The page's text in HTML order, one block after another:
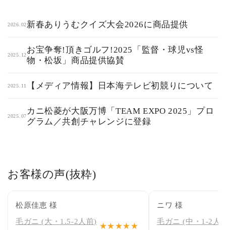
2026.02新春ありうむクイズ大会2026に商品提供
2025.12
お宝争奪!頂きゴルフ!2025「監督・球児vs怪
物・松坂」商品提供協賛
2025.11 【メディア情報】日本海テレビ初競りについて
2025.07
カニ松菱が大阪万博「TEAM EXPO 2025」プロ
グラム／共創チャレンジに登録
お客様の声(抜粋)
松原佳恵 様
毛ガニ (大・1.5-2人前)
★★★★★
ニワ 様
毛ガニ (中・1-2人